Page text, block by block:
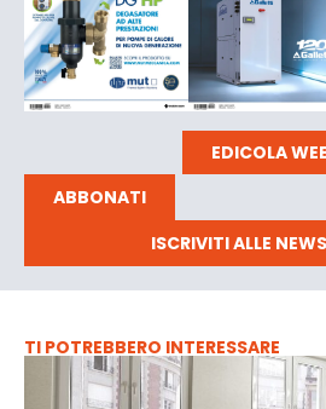
EDICOLA
ABBONATI
ISCRIVITI ALLE
TI POTREBBERO INTERESSARE